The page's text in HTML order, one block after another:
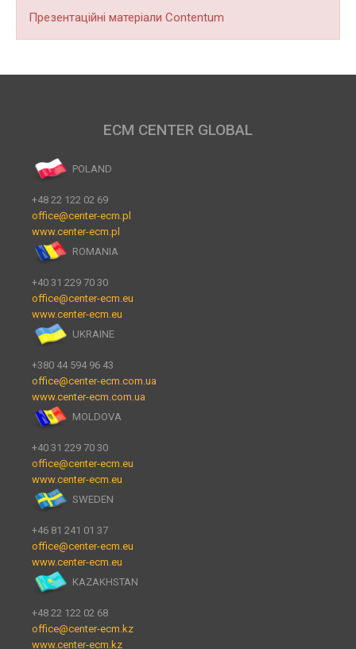
Презентаційні матеріали Contentum
ECM CENTER GLOBAL
POLAND
+48 22 122 02 69
office@center-ecm.pl
www.center-ecm.pl
ROMANIA
+40 31 229 70 30
office@center-ecm.eu
www.center-ecm.eu
UKRAINE
+380 44 594 96 43
office@center-ecm.com.ua
www.center-ecm.com.ua
MOLDOVA
+40 31 229 70 30
office@center-ecm.eu
www.center-ecm.eu
SWEDEN
+46 81 241 01 37
office@center-ecm.eu
www.center-ecm.eu
KAZAKHSTAN
+48 22 122 02 68
office@center-ecm.kz
www.center-ecm.kz